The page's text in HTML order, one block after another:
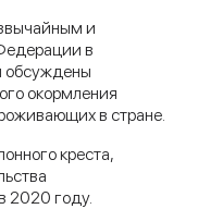
и
в
обсуждены
окормления
в стране.
креста,
2020 году.